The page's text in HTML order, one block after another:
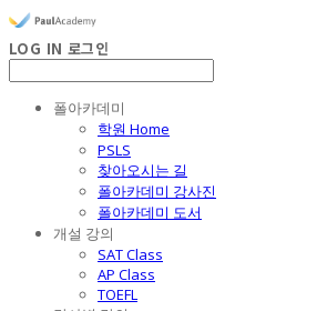
LOG IN 로그인
폴아카데미
학원 Home
PSLS
찾아오시는 길
폴아카데미 강사진
폴아카데미 도서
개설 강의
SAT Class
AP Class
TOEFL